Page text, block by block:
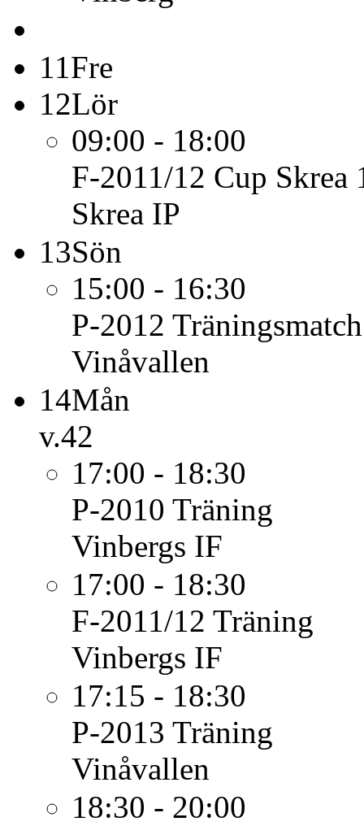
11Fre
12Lör
09:00 - 18:00
F-2011/12 Cup Skrea
Skrea IP
13Sön
15:00 - 16:30
P-2012
Vinåvallen
14Mån
v.42
17:00 - 18:30
P-2010 Träning
Vinbergs IF
17:00 - 18:30
F-2011/12 Träning
Vinbergs IF
17:15 - 18:30
P-2013 Träning
Vinåvallen
18:30 - 20:00